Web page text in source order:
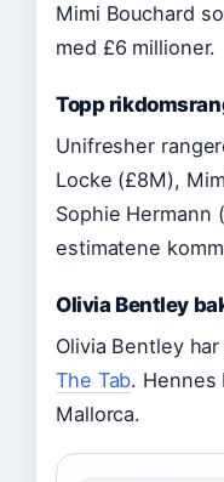
Mimi Bouchard
med £6 millioner.
Topp
Unifresher
Locke (£8M),
Sophie Hermann
estimatene
Olivia Bentley
Olivia Bentley
The Tab. Hennes
Mallorca.